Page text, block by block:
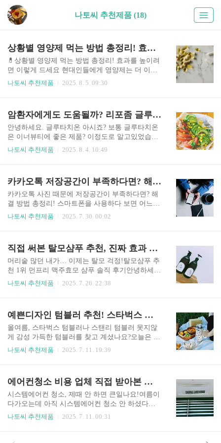
나토씨 추천제품 (18)
상황별 영양제 먹는 방법 총정리! 효과를 높이려면 이렇게 드세요
💊상황별 영양제 먹는 방법 총정리! 효과를 높이려
면 이렇게 드세요 현대인들에게 영양제는 더 이상
선택이 아닌 필수가 되어가고 있죠.하지만 아무 때
불면, 다이어트, 면역력 저하, 갱년기, 시력·모발 저
하, 혈당 관리 등상황별로 어떤 영양제를 먹어야 하
는지, 언제 어떻게 먹으면 좋은지그리고 함께 먹으
면 더 효과가 좋은 음식까지 정리해드릴게요. 상황
필용한 영양성분섭취시간궁합 좋은 영양제함께 먹
(Mg, Q10)비타민C와 함께 B군 섭취 시 피로 회복 ↑
바나나, ..
나토씨 추천제품 2025. 8. 5. 09:30
암환자에게도 도움될까? 리포좀 글루타치온 효능과 주의사항
안녕하세요. 글루타치온 아시죠? 보통 글루타치온
은 이너뷰티에 좋은 제품? 이정도로 알고있었습니
다.그런데 며칠전 한 TV 프로그램에서 암환자분께
자에게 도움이 되는지에 대해서 알아보았습니다.
제가 알아본 정보 함께 공유할께요. 리포좀 글루타
치온 효능리포좀 글루타치온은 일반 글루타치온의
낮은 흡수율을 개선한 형태로, 항산화, 간 해독, 면
역력 강화, 피부 미백 등의 효능과 효과를 기대할
지에 도움을 줍니다.간 기능 지원 : 독소 해독을 촉
진하여 간 건강을 개선합니다. 면역력 ..
나토씨 추천제품 2025. 8. 4. 10:49
카카오톡 저장공간이 부족하다면? 해결 방법 총정리!
카카오톡 사진 때문에 저장공간이 부족하다면? 해
결 방법 총정리! 스마트폰을 사용하다 보면 어느
순간 “저장 공간이 부족합니다”라는 알림이 뜨곤
알게 된 후 깜짝 놀랐어요.친구와 주고받은 사진,
가족 단톡방의 셀 수 없는 동영상들… 모두 스마트
폰 저장 공간을 잡아먹는 주범이었어요.오늘은 카
카오톡 사진으로 인해 저장공간이 부족할 때 해결
할 수 있는 방법을 정리해볼게요.어렵지 않으니 찬
중 하나는 대화방 별로 사진, 동영상 파일만 선택해
서 삭제하는 것입니다. 방법..
나토씨 추천제품 2025. 7. 30. 00:02
직접 써본 탈모샴푸 추천, 진짜 효과 있었던 후기 공개
머리숱 많던 내가… 이제는 탈모 걱정!탈모샴푸 추
천 1위 먼프리 맥주효모 샴푸 솔직 후기안녕하세
요.저는 원래 머리숱이 많은 편이었어요.엄마 쪽은
은 탈모샴푸 없이는 못 살겠더라고요. 갱년기 증상
을 겪게되면서 부터 머리카락이 사정없이 빠지더
라고요.매일아침 침대 머리맡에 머리카락이 수북
해요.이제는 정말 걱정스러운 상황까지 왔어요.그
래서 좋은 탈모샴푸를 찾기 위해 샴푸도 바꿔보고
었어요.바로 먼프리 맥주효모 단백질 탈모샴푸예
요.가성비도 좋고, 성분도 믿을 만해서기존에..
나토씨 추천제품 2025. 7. 26. 22:38
예쁜디자인 텀블러 추천! 스타벅스 텀블러 못지않은 KEPO 텀블러 사용 후기!
올여름, 스타벅스 텀블러나 스탠리 텀블러 못지않
게 감성 가득한 텀블러를 찾고 계셨나요?오늘은 보
기만 해도 기분 좋아지는 디자인과 실용성을 갖춘
휴대용 손잡이 디자인컬러/디자인 : 심플하고 감각
적인 5종 디자인(그린스트라이프, 블루 플라워, RE
LAX 블랙, 귀여운 잔꽃 등) ✅ 2. KEPO 텀블러 제
품 특징 & 장점✔ 1.2L 대용량으로 하루 종일 물이
나 음료를 충분히 마실 수 있어요.✔ 스테인리스 빨
다.✔ 들고 다니기 편한 손잡이 디자인은 특히 여름
나토씨 추천제품 2025. 7. 11. 19:39
에어컨청소 비용 업체 직접 받아본 솔직 후기
시스템에어컨 청소, 제때 안 하면 큰일나요!여름이
다가오는데 아직 시스템에어컨 청소 안 하셨다면?
겉은 멀쩡해 보여도 내부는 먼지와 곰팡이로 가득
1. 왜 시스템에어컨 청소는 꼭 필요할까? 에어컨은
나토씨 추천제품 2025. 7. 11. 00:31